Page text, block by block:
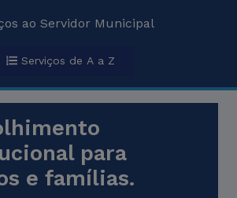
ao Servidor Municipal
Serviços de A a Z
para
e famílias.